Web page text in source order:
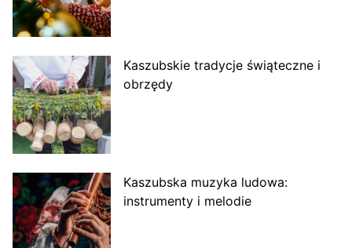
Kaszubskie tradycje świąteczne i
obrzędy
Kaszubska muzyka ludowa:
instrumenty i melodie